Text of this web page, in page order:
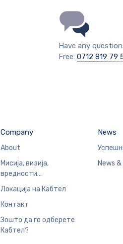
Have any
Free: 0712 819 79
Company
About
Мисија, визија,
вредности…
Локација на Кабтел
Контакт
Зошто да го одберете
Кабтел?
News
News &